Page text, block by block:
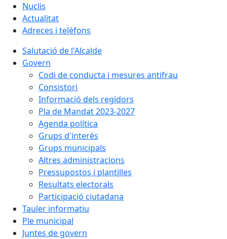
Nuclis
Actualitat
Adreces i telèfons
Salutació de l'Alcalde
Govern
Codi de conducta i mesures antifrau
Consistori
Informació dels regidors
Pla de Mandat 2023-2027
Agenda política
Grups d'interès
Grups municipals
Altres administracions
Pressupostos i plantilles
Resultats electorals
Participació ciutadana
Tauler informatiu
Ple municipal
Juntes de govern